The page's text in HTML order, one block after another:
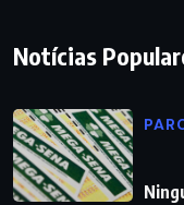
Notícias